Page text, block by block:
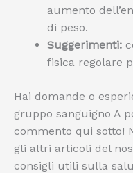
aumento
di peso.
Suggerimenti:
fisica regolare
Hai domande o
gruppo sanguigno A
commento qui sotto!
gli altri articoli del
consigli utili sulla